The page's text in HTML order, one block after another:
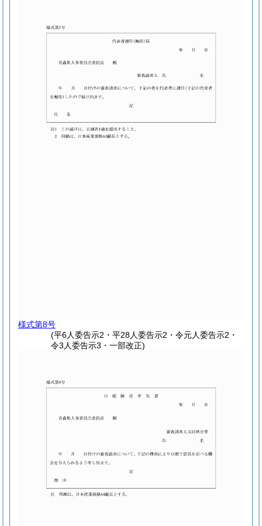
様式第8号
(平6人委告示2・平28人委告示2・令元人委告示2・
令3人委告示3・一部改正)